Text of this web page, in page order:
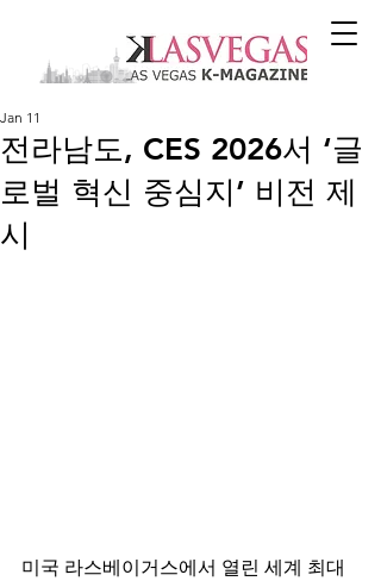
전라남도, CES 2026서 ‘글
로벌 혁신 중심지’ 비전 제
시
Jan 11
미국 라스베이거스에서 열린 세계 최대